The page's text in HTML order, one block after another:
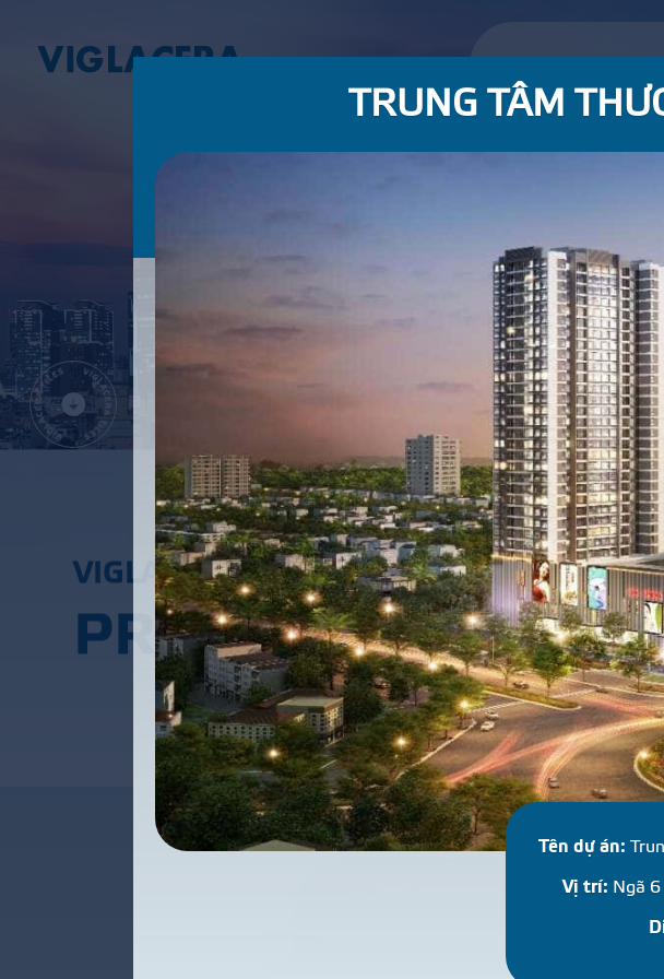
VIGL ACERA
PROJECTS
COMMERCIA
PROJECTS
TRUNG TÂM
Tên dự án:
Vị trí: Ngã